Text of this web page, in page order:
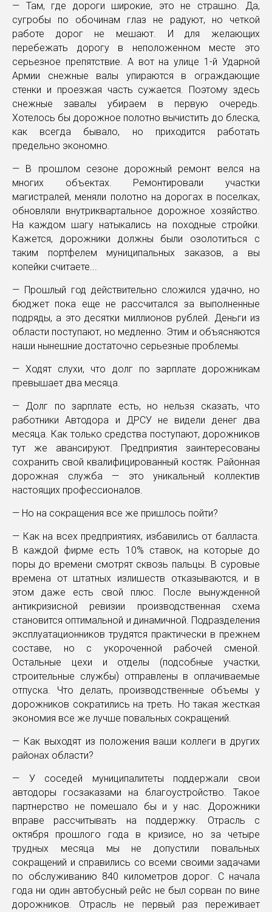
— Там, где дороги широкие, это не страшно. Да,
сугробы по обочинам глаз не радуют, но четкой
работе дорог не мешают. И для желающих
перебежать дорогу в неположенном месте это
серьезное препятствие. А вот на улице 1-й Ударной
Армии снежные валы упираются в ограждающие
стенки и проезжая часть сужается. Поэтому здесь
снежные завалы убираем в первую очередь.
Хотелось бы дорожное полотно вычистить до блеска,
как всегда бывало, но приходится работать
предельно экономно.
— В прошлом сезоне дорожный ремонт велся на
многих объектах. Ремонтировали участки
магистралей, меняли полотно на дорогах в поселках,
обновляли внутриквартальное дорожное хозяйство.
На каждом шагу натыкались на походные стройки.
Кажется, дорожники должны были озолотиться с
таким портфелем муниципальных заказов, а вы
копейки считаете...
— Прошлый год действительно сложился удачно, но
бюджет пока еще не рассчитался за выполненные
подряды, а это десятки миллионов рублей. Деньги из
области поступают, но медленно. Этим и объясняются
наши нынешние достаточно серьезные проблемы.
— Ходят слухи, что долг по зарплате дорожникам
превышает два месяца.
— Долг по зарплате есть, но нельзя сказать, что
работники Автодора и ДРСУ не видели денег два
месяца. Как только средства поступают, дорожников
тут же авансируют. Предприятия заинтересованы
сохранить свой квалифицированный костяк. Районная
дорожная служба — это уникальный коллектив
настоящих профессионалов.
— Но на сокращения все же пришлось пойти?
— Как на всех предприятиях, избавились от балласта.
В каждой фирме есть 10% ставок, на которые до
поры до времени смотрят сквозь пальцы. В суровые
времена от штатных излишеств отказываются, и в
этом даже есть свой плюс. После вынужденной
антикризисной ревизии производственная схема
становится оптимальной и динамичной. Подразделения
эксплуатационников трудятся практически в прежнем
составе, но с укороченной рабочей сменой.
Остальные цехи и отделы (подсобные участки,
строительные службы) отправлены в оплачиваемые
отпуска. Что делать, производственные объемы у
дорожников сократились на треть. Но такая жесткая
экономия все же лучше повальных сокращений.
— Как выходят из положения ваши коллеги в других
районах области?
— У соседей муниципалитеты поддержали свои
автодоры госзаказами на благоустройство. Такое
партнерство не помешало бы и у нас. Дорожники
вправе рассчитывать на поддержку. Отрасль с
октября прошлого года в кризисе, но за четыре
трудных месяца мы не допустили повальных
сокращений и справились со всеми своими задачами
по обслуживанию 840 километров дорог. С начала
года ни один автобусный рейс не был сорван по вине
дорожников. Отрасль не первый раз переживает